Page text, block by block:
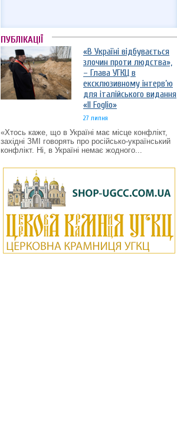
ПУБЛІКАЦІЇ
«В Україні відбувається
злочин проти людства»,
– Глава УГКЦ в
ексклюзивному інтерв’ю
для італійського видання
«Il Foglio»
27 липня
«Хтось каже, що в Україні має місце конфлікт,
західні ЗМІ говорять про російсько-український
конфлікт. Ні, в Україні немає жодного...